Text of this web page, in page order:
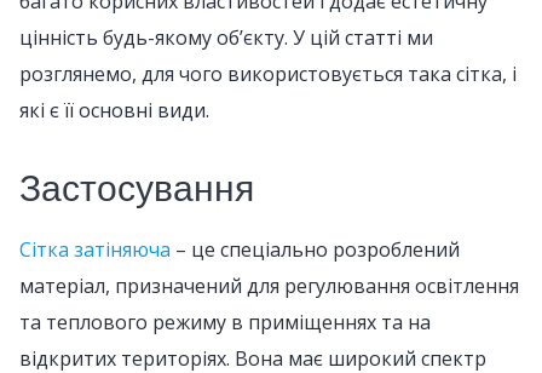
цінність будь-якому об’єкту. У цій статті ми
розглянемо, для чого використовується така сітка, і
які є її основні види.
Застосування
Сітка затіняюча – це спеціально розроблений
матеріал, призначений для регулювання освітлення
та теплового режиму в приміщеннях та на
відкритих територіях. Вона має широкий спектр